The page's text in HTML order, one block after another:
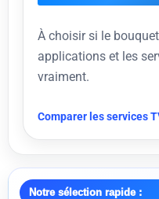
À choisir si le
applications et les
vraiment.
Comparer les services
Notre sélection rapide :